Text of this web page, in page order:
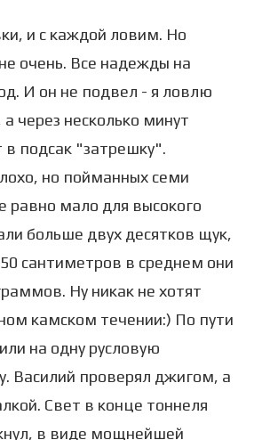
и с каждой ловим. Но
очень. Все надежды на
И он не подвел - я ловлю
через несколько минут
в подсак "затрешку".
но пойманных семи
равно мало для высокого
больше двух десятков щук,
сантиметров в среднем они
Ну никак не хотят
камском течении:) По пути
на одну русловую
Василий проверял джигом, а
Свет в конце тоннеля
в виде мощнейшей